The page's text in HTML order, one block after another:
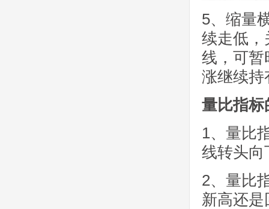
5、缩量
续走低，
线，可暂
涨继续持
量比指标
1、量比
线转头向
2、量比
新高还